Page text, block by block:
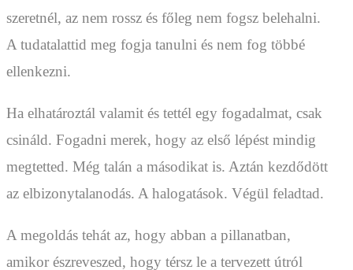
szeretnél, az nem rossz és főleg nem fogsz belehalni.
A tudatalattid meg fogja tanulni és nem fog többé
ellenkezni.
Ha elhatároztál valamit és tettél egy fogadalmat, csak
csináld. Fogadni merek, hogy az első lépést mindig
megtetted. Még talán a másodikat is. Aztán kezdődött
az elbizonytalanodás. A halogatások. Végül feladtad.
A megoldás tehát az, hogy abban a pillanatban,
amikor észreveszed, hogy térsz le a tervezett útról